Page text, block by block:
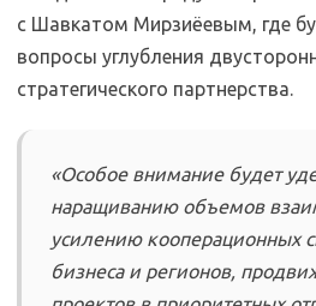
с Шавкатом Мирзиёевым, где
вопросы углубления
стратегического партнерства.
«Особое внимание будет
наращиванию объемов
усилению кооперационных
бизнеса и регионов,